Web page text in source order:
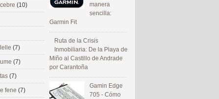
manera
sencilla:
Garmin Fit
Ruta de la Crisis
Inmobiliaria: De la Playa de
Miño al Castillo de Andrade
por Carantoña
Gamin Edge
705 - Cómo
(10)
(7)
(7)
(7)
fene (7)